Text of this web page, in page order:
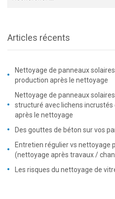
Articles récents
Nettoyage de panneaux
production après le nettoyage
Nettoyage de panneaux
structuré avec lichens
après le nettoyage
Des gouttes de béton sur vos
Entretien régulier vs nettoyage
(nettoyage après travaux /
Les risques du nettoyage de